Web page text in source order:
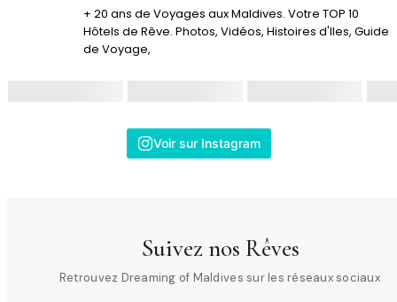
+ 20 ans de Voyages aux Maldives. Votre TOP 10
Hôtels de Rêve. Photos, Vidéos, Histoires d'Iles, Guide
de Voyage,
Voir sur Instagram
Suivez nos Rêves
Retrouvez Dreaming of Maldives sur les réseaux sociaux